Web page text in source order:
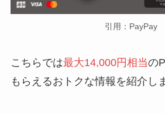
引用：PayPay
こちらでは最大14,000円相当の
もらえるおトクな情報を紹介し